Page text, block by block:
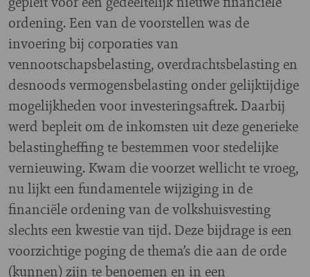
ordening. Een van de voorstellen was de
invoering bij corporaties van
vennootschapsbelasting, overdrachtsbelasting en
desnoods vermogensbelasting onder gelijktijdige
mogelijkheden voor investeringsaftrek. Daarbij
werd bepleit om de inkomsten uit deze generieke
belastingheffing te bestemmen voor stedelijke
vernieuwing. Kwam die voorzet wellicht te vroeg,
nu lijkt een fundamentele wijziging in de
financiële ordening van de volkshuisvesting
slechts een kwestie van tijd. Deze bijdrage is een
voorzichtige poging de thema’s die aan de orde
(kunnen) zijn te benoemen en in een